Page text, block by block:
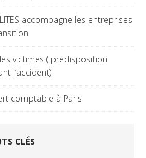
accompagne les entreprises
victimes ( prédisposition
l’accident)
comptable à Paris
CLÉS